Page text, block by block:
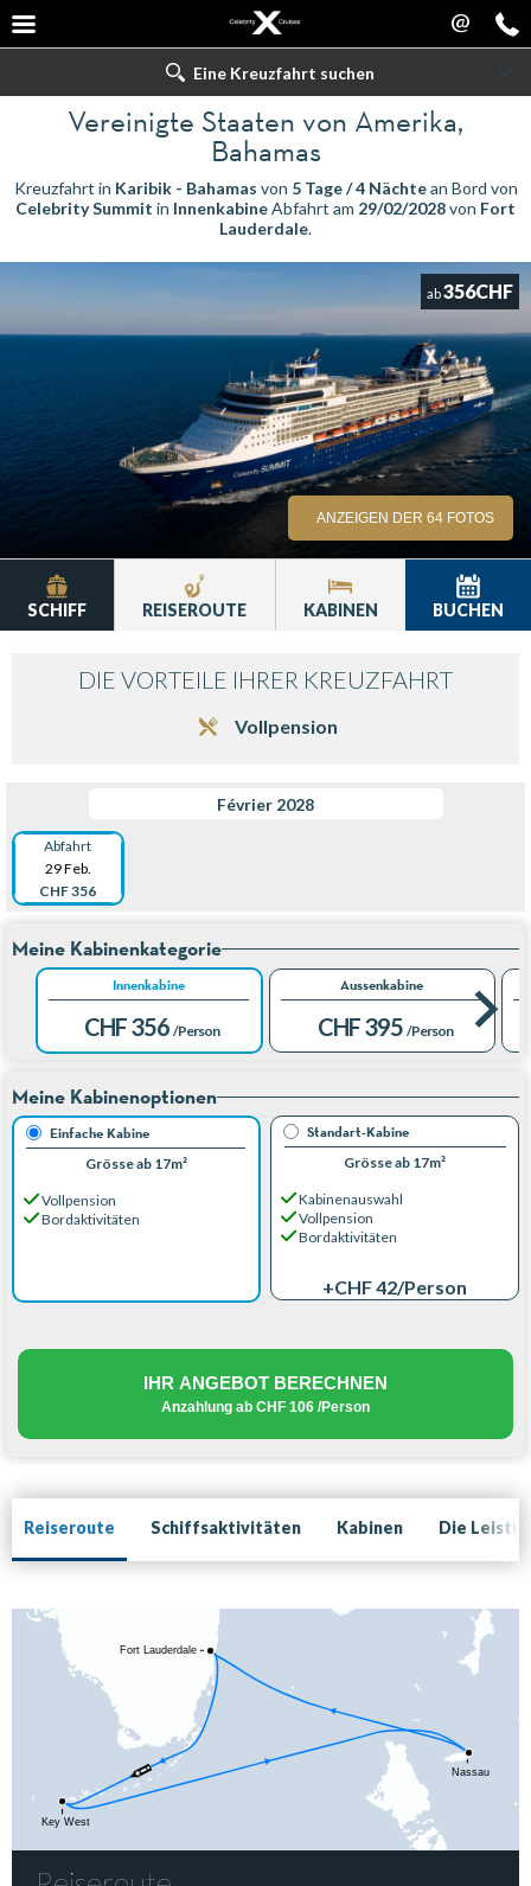
@
Eine Kreuzfahrt suchen
Vereinigte Staaten von Amerika,
Bahamas
Kreuzfahrt in Karibik - Bahamas von 5 Tage / 4 Nächtean Bord von
Celebrity Summit in InnenkabineAbfahrt am 29/02/2028von Fort
Lauderdale.
ab356CHF
ANZEIGEN DER 64 FOTOS
SCHIFF REISEROUTE KABINEN BUCHEN
DIE VORTEILE IHRER KREUZFAHRT
Vollpension
Février 2028
Abfahrt
29 Feb.
CHF 356
Meine Kabinenkategorie
Innenkabine
CHF 356 /Person
Aussenkabine
CHF 395 /Person
Meine Kabinenoptionen
Einfache Kabine
Grösse ab 17m²
Vollpension
Bordaktivitäten
Standart-Kabine
Grösse ab 17m²
Kabinenauswahl
Vollpension
Bordaktivitäten
+CHF 42/Person
IHR ANGEBOT BERECHNEN
Anzahlung ab CHF 106 /Person
Reiseroute Schiffsaktivitäten Kabinen Die